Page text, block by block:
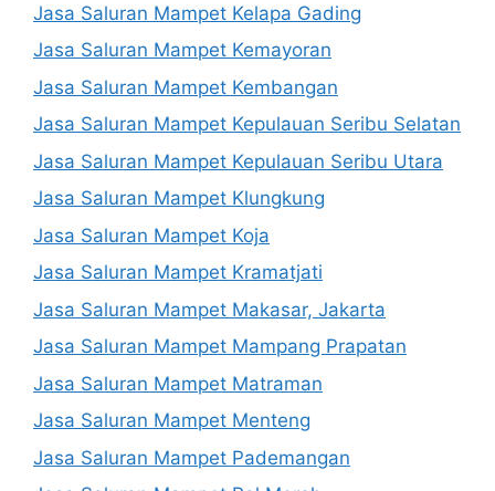
Jasa Saluran Mampet Kelapa Gading
Jasa Saluran Mampet Kemayoran
Jasa Saluran Mampet Kembangan
Jasa Saluran Mampet Kepulauan Seribu Selatan
Jasa Saluran Mampet Kepulauan Seribu Utara
Jasa Saluran Mampet Klungkung
Jasa Saluran Mampet Koja
Jasa Saluran Mampet Kramatjati
Jasa Saluran Mampet Makasar, Jakarta
Jasa Saluran Mampet Mampang Prapatan
Jasa Saluran Mampet Matraman
Jasa Saluran Mampet Menteng
Jasa Saluran Mampet Pademangan